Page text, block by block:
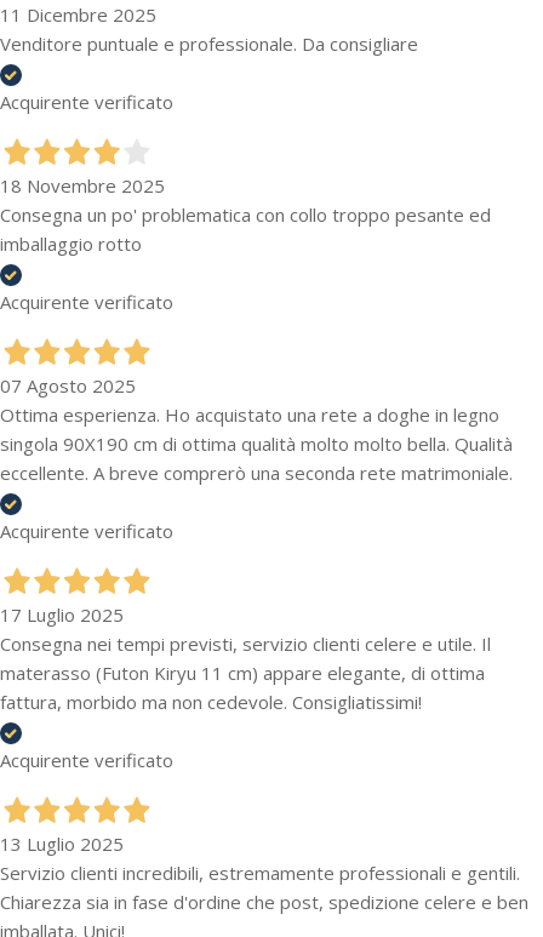
11 Dicembre 2025
Venditore puntuale e professionale. Da consigliare
Acquirente verificato
18 Novembre 2025
Consegna un po' problematica con collo troppo pesante ed
imballaggio rotto
Acquirente verificato
07 Agosto 2025
Ottima esperienza. Ho acquistato una rete a doghe in legno
singola 90X190 cm di ottima qualità molto molto bella. Qualità
eccellente. A breve comprerò una seconda rete matrimoniale.
Acquirente verificato
17 Luglio 2025
Consegna nei tempi previsti, servizio clienti celere e utile. Il
materasso (Futon Kiryu 11 cm) appare elegante, di ottima
fattura, morbido ma non cedevole. Consigliatissimi!
Acquirente verificato
13 Luglio 2025
Servizio clienti incredibili, estremamente professionali e gentili.
Chiarezza sia in fase d'ordine che post, spedizione celere e ben
imballata. Unici!